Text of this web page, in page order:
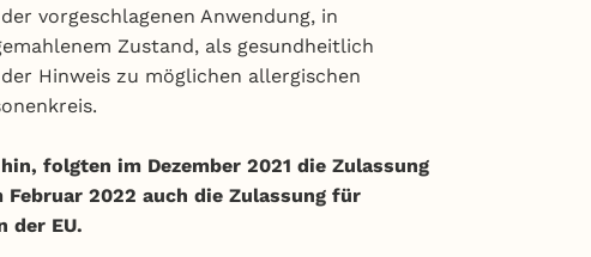
vorgeschlagenen Anwendung, in
Zustand, als gesundheitlich
Hinweis zu möglichen allergischen
folgten im Dezember 2021 die Zulassung
2022 auch die Zulassung für
der EU.